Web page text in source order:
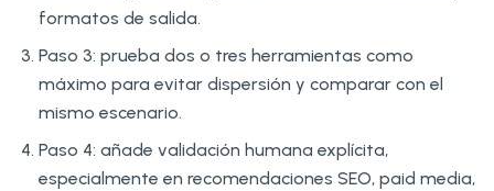
formatos de salida.
Paso 3: prueba dos o tres herramientas como
máximo para evitar dispersión y comparar con el
mismo escenario.
Paso 4: añade validación humana explícita,
especialmente en recomendaciones SEO, paid media,